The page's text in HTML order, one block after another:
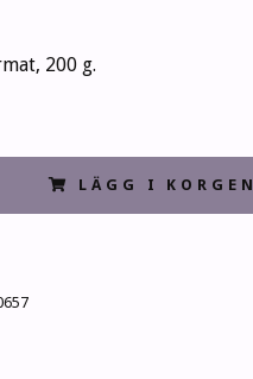
200 g.
LÄGG I KORGEN